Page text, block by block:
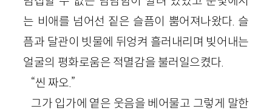
는 비애를 넘어선 짙은 슬픔이 뿜어져나왔다. 슬
픔과 달관이 빗물에 뒤엉켜 흘러내리며 빚어내는
얼굴의 평화로움은 적멸감을 불러일으켰다.
“씬 짜오.”
그가 입가에 옅은 웃음을 베어물고 그렇게 말한